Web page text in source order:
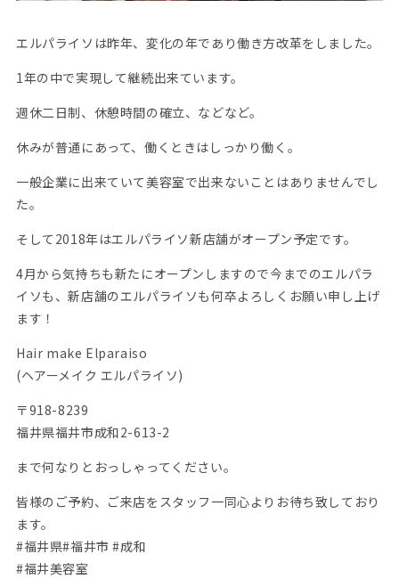
エルパライソは昨年、変化の年であり働き方改革をしました。
1年の中で実現して継続出来ています。
週休二日制、休憩時間の確立、などなど。
休みが普通にあって、働くときはしっかり働く。
一般企業に出来ていて美容室で出来ないことはありませんでし
た。
そして2018年はエルパライソ新店舗がオープン予定です。
4月から気持ちも新たにオープンしますので今までのエルパラ
イソも、新店舗のエルパライソも何卒よろしくお願い申し上げ
ます！
Hair make Elparaiso
(ヘアーメイク エルパライソ)
〒918-8239
福井県福井市成和2-613-2
まで何なりとおっしゃってください。
皆様のご予約、ご来店をスタッフ一同心よりお待ち致しており
ます。
#福井県#福井市 #成和
#福井美容室